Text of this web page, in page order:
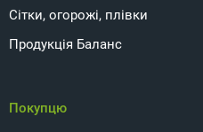
Сітки, огорожі, плівки
Продукція Баланс
Покупцю